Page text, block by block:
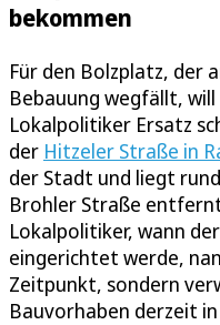
bekommen
Für den Bolzplatz, der
Bebauung wegfällt,
Lokalpolitiker Ersatz
der Hitzeler Straße in
der Stadt und liegt
Brohler Straße
Lokalpolitiker, wann
eingerichtet werde,
Zeitpunkt, sondern
Bauvorhaben derzeit